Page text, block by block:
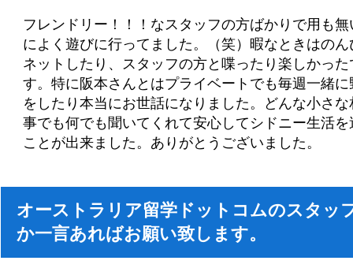
フレンドリー！！！なスタッフの方ばかりで用も無
によく遊びに行ってました。（笑）暇なときはのん
ネットしたり、スタッフの方と喋ったり楽しかった
す。特に阪本さんとはプライベートでも毎週一緒に
をしたり本当にお世話になりました。どんな小さな
事でも何でも聞いてくれて安心してシドニー生活を
ことが出来ました。ありがとうございました。
オーストラリア留学ドットコムのスタッ
か一言あればお願い致します。